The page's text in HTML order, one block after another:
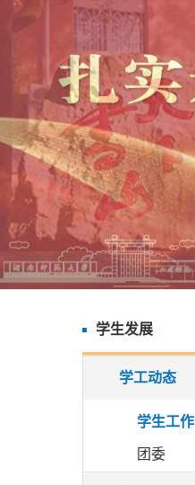
学生发展
学工动态
学生工作
团委